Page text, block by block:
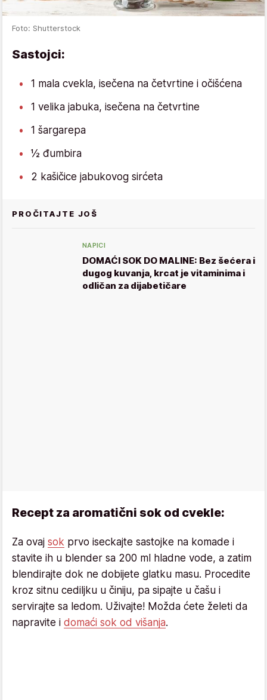
Foto: Shutterstock
Sastojci:
1 mala cvekla, isečena na četvrtine i očišćena
1 velika jabuka, isečena na četvrtine
1 šargarepa
½ đumbira
2 kašičice jabukovog sirćeta
PROČITAJTE JOŠ
NAPICI
DOMAĆI SOK DO MALINE: Bez šećera i
dugog kuvanja, krcat je vitaminima i
odličan za dijabetičare
Recept za aromatični sok od cvekle:
Za ovaj sok prvo iseckajte sastojke na komade i
stavite ih u blender sa 200 ml hladne vode, a zatim
blendirajte dok ne dobijete glatku masu. Procedite
kroz sitnu cediljku u činiju, pa sipajte u čašu i
servirajte sa ledom. Uživajte! Možda ćete želeti da
napravite i domaći sok od višanja.